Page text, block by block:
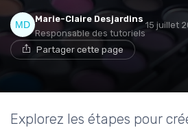
Marie-Claire Desjardins
Responsable des tutoriels
15 juillet
Partager cette page
Explorez les étapes pour